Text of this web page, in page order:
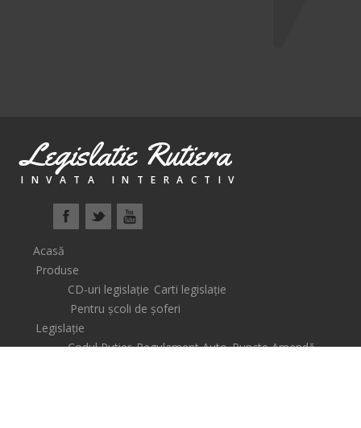
Legislatie Rutiera
INVATA INTERACTIV
Acasă
Produse
CD-uri legislație Carti legislație
Pentru școli de șoferi
Legislație
Codul Rutier Regulament Auto Puncte Amendă